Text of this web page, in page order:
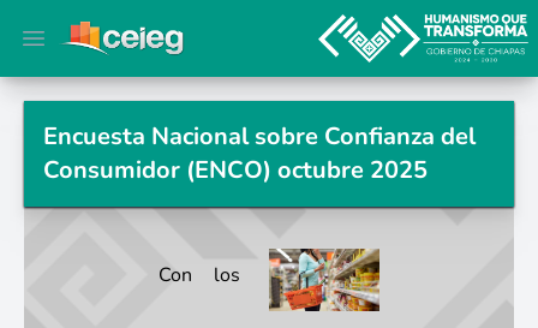
Open main menu
Encuesta Nacional sobre Confianza del
Consumidor (ENCO) octubre 2025
Con los